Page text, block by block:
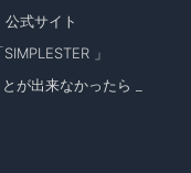
式サイト
」
が出来なかったら _